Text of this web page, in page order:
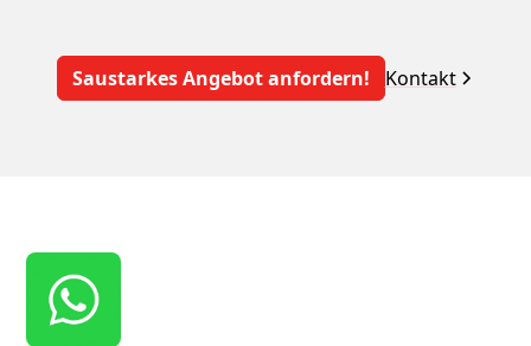
Saustarkes Angebot anfordern! Kontakt